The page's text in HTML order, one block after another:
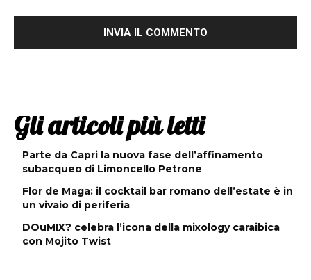
Gli articoli più letti
Parte da Capri la nuova fase dell’affinamento
subacqueo di Limoncello Petrone
Flor de Maga: il cocktail bar romano dell’estate è in
un vivaio di periferia
DOuMIX? celebra l’icona della mixology caraibica
con Mojito Twist